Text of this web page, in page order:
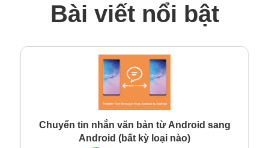
Bài viết nổi bật
Chuyển tin nhắn văn bản từ Android sang
Android (bất kỳ loại nào)